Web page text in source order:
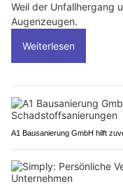
Weil der Unfallhergang
Augenzeugen.
Weiterlesen
A1 Bausanierung GmbH hilft